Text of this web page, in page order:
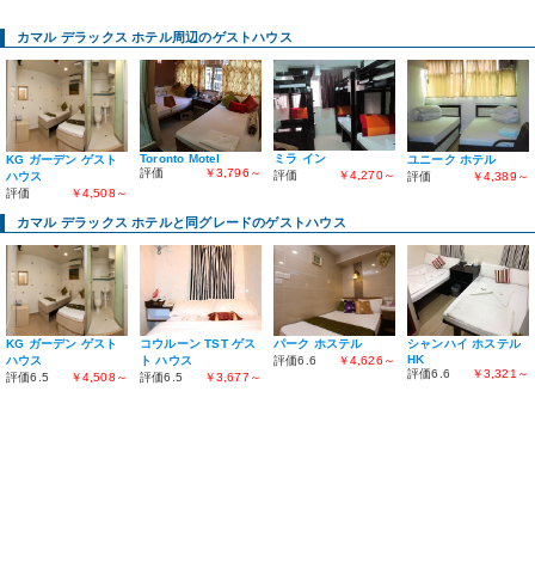
カマル デラックス ホテル周辺のゲストハウス
KG ガーデン ゲスト
ハウス
評価
￥4,508～
Toronto Motel
評価
￥3,796～
ミラ イン
評価
￥4,270～
ユニーク ホテル
評価
￥4,389～
カマル デラックス ホテルと同グレードのゲストハウス
KG ガーデン ゲスト
ハウス
評価6.5
￥4,508～
コウルーン TST ゲス
ト ハウス
評価6.5
￥3,677～
パーク ホステル
評価6.6
￥4,626～
シャンハイ ホステル
HK
評価6.6
￥3,321～